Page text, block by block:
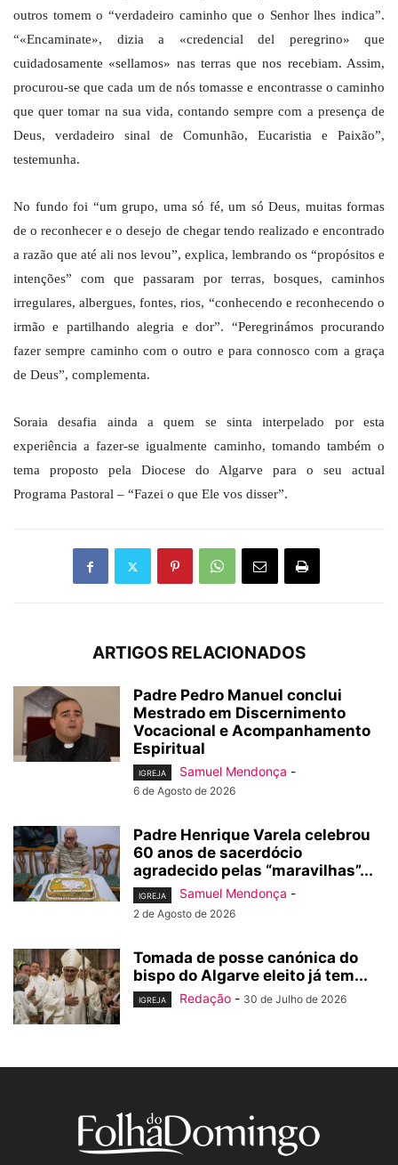
outros tomem o “verdadeiro caminho que o Senhor lhes indica”.
“«Encaminate», dizia a «credencial del peregrino» que
cuidadosamente «sellamos» nas terras que nos recebiam. Assim,
procurou-se que cada um de nós tomasse e encontrasse o caminho
que quer tomar na sua vida, contando sempre com a presença de
Deus, verdadeiro sinal de Comunhão, Eucaristia e Paixão”,
testemunha.
No fundo foi “um grupo, uma só fé, um só Deus, muitas formas
de o reconhecer e o desejo de chegar tendo realizado e encontrado
a razão que até ali nos levou”, explica, lembrando os “propósitos e
intenções” com que passaram por terras, bosques, caminhos
irregulares, albergues, fontes, rios, “conhecendo e reconhecendo o
irmão e partilhando alegria e dor”. “Peregrinámos procurando
fazer sempre caminho com o outro e para connosco com a graça
de Deus”, complementa.
Soraia desafia ainda a quem se sinta interpelado por esta
experiência a fazer-se igualmente caminho, tomando também o
tema proposto pela Diocese do Algarve para o seu actual
Programa Pastoral – “Fazei o que Ele vos disser”.
ARTIGOS RELACIONADOS
Padre Pedro Manuel conclui
Mestrado em Discernimento
Vocacional e Acompanhamento
Espiritual
IGREJA Samuel Mendonça -
6 de Agosto de 2026
Padre Henrique Varela celebrou
60 anos de sacerdócio
agradecido pelas “maravilhas”...
IGREJA Samuel Mendonça -
2 de Agosto de 2026
Tomada de posse canónica do
bispo do Algarve eleito já tem...
IGREJA Redação - 30 de Julho de 2026